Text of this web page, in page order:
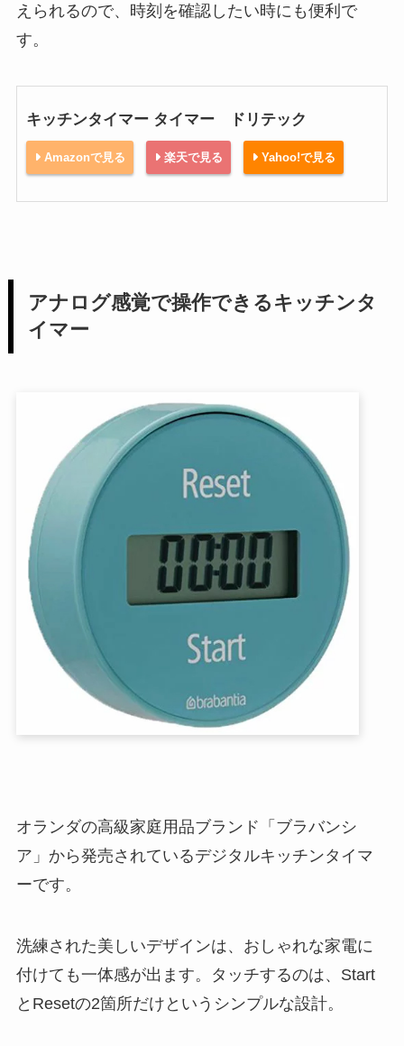
えられるので、時刻を確認したい時にも便利で
す。
キッチンタイマー タイマー ドリテック
Amazonで見る 楽天で見る Yahoo!で見る
アナログ感覚で操作できるキッチンタ
イマー
オランダの高級家庭用品ブランド「ブラバンシ
ア」から発売されているデジタルキッチンタイマ
ーです。
洗練された美しいデザインは、おしゃれな家電に
付けても一体感が出ます。タッチするのは、Start
とResetの2箇所だけというシンプルな設計。